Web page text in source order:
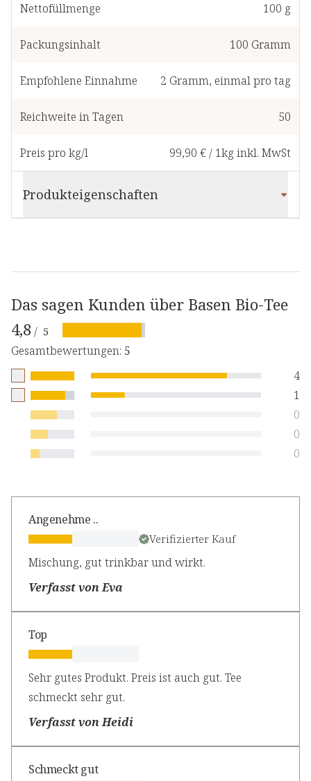
Nettofüllmenge 100 g
Packungsinhalt 100 Gramm
Empfohlene Einnahme 2 Gramm, einmal pro tag
Reichweite in Tagen 50
Preis pro kg/l 99,90 €/ 1kginkl. MwSt
Produkteigenschaften
Das sagen Kunden über Basen Bio-Tee
4,8 / 5
Gesamtbewertungen: 5
4
1
0
0
0
Angenehme ..
Verifizierter Kauf
Mischung, gut trinkbar und wirkt.
Verfasst von Eva
Top
Sehr gutes Produkt. Preis ist auch gut. Tee
schmeckt sehr gut.
Verfasst von Heidi
Schmeckt gut